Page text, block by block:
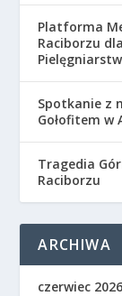
Platforma
Raciborzu
Spotkanie z
Gołofitem w
Tragedia
Raciborzu
ARCHIWA
czerwiec 2026